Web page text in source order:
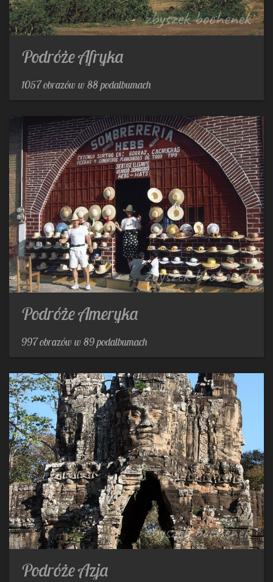
Podróże Afryka
1057 obrazów w 88 podalbumach
Podróże Ameryka
997 obrazów w 89 podalbumach
Podróże Azja